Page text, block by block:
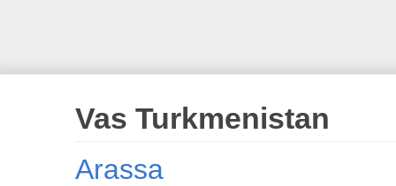
Vas Turkmenistan
Arassa